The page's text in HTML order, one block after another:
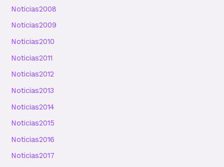
Noticias2008
Noticias2009
Noticias2010
Noticias2011
Noticias2012
Noticias2013
Noticias2014
Noticias2015
Noticias2016
Noticias2017